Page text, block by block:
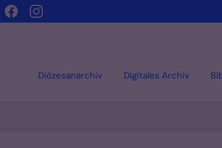
Diözesanarchiv Digitales Archiv